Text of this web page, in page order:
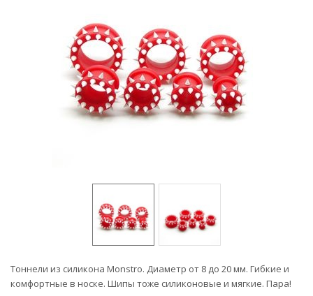
Тоннели из силикона Monstro. Диаметр от 8 до 20 мм. Гибкие и
комфортные в носке. Шипы тоже силиконовые и мягкие. Пара!